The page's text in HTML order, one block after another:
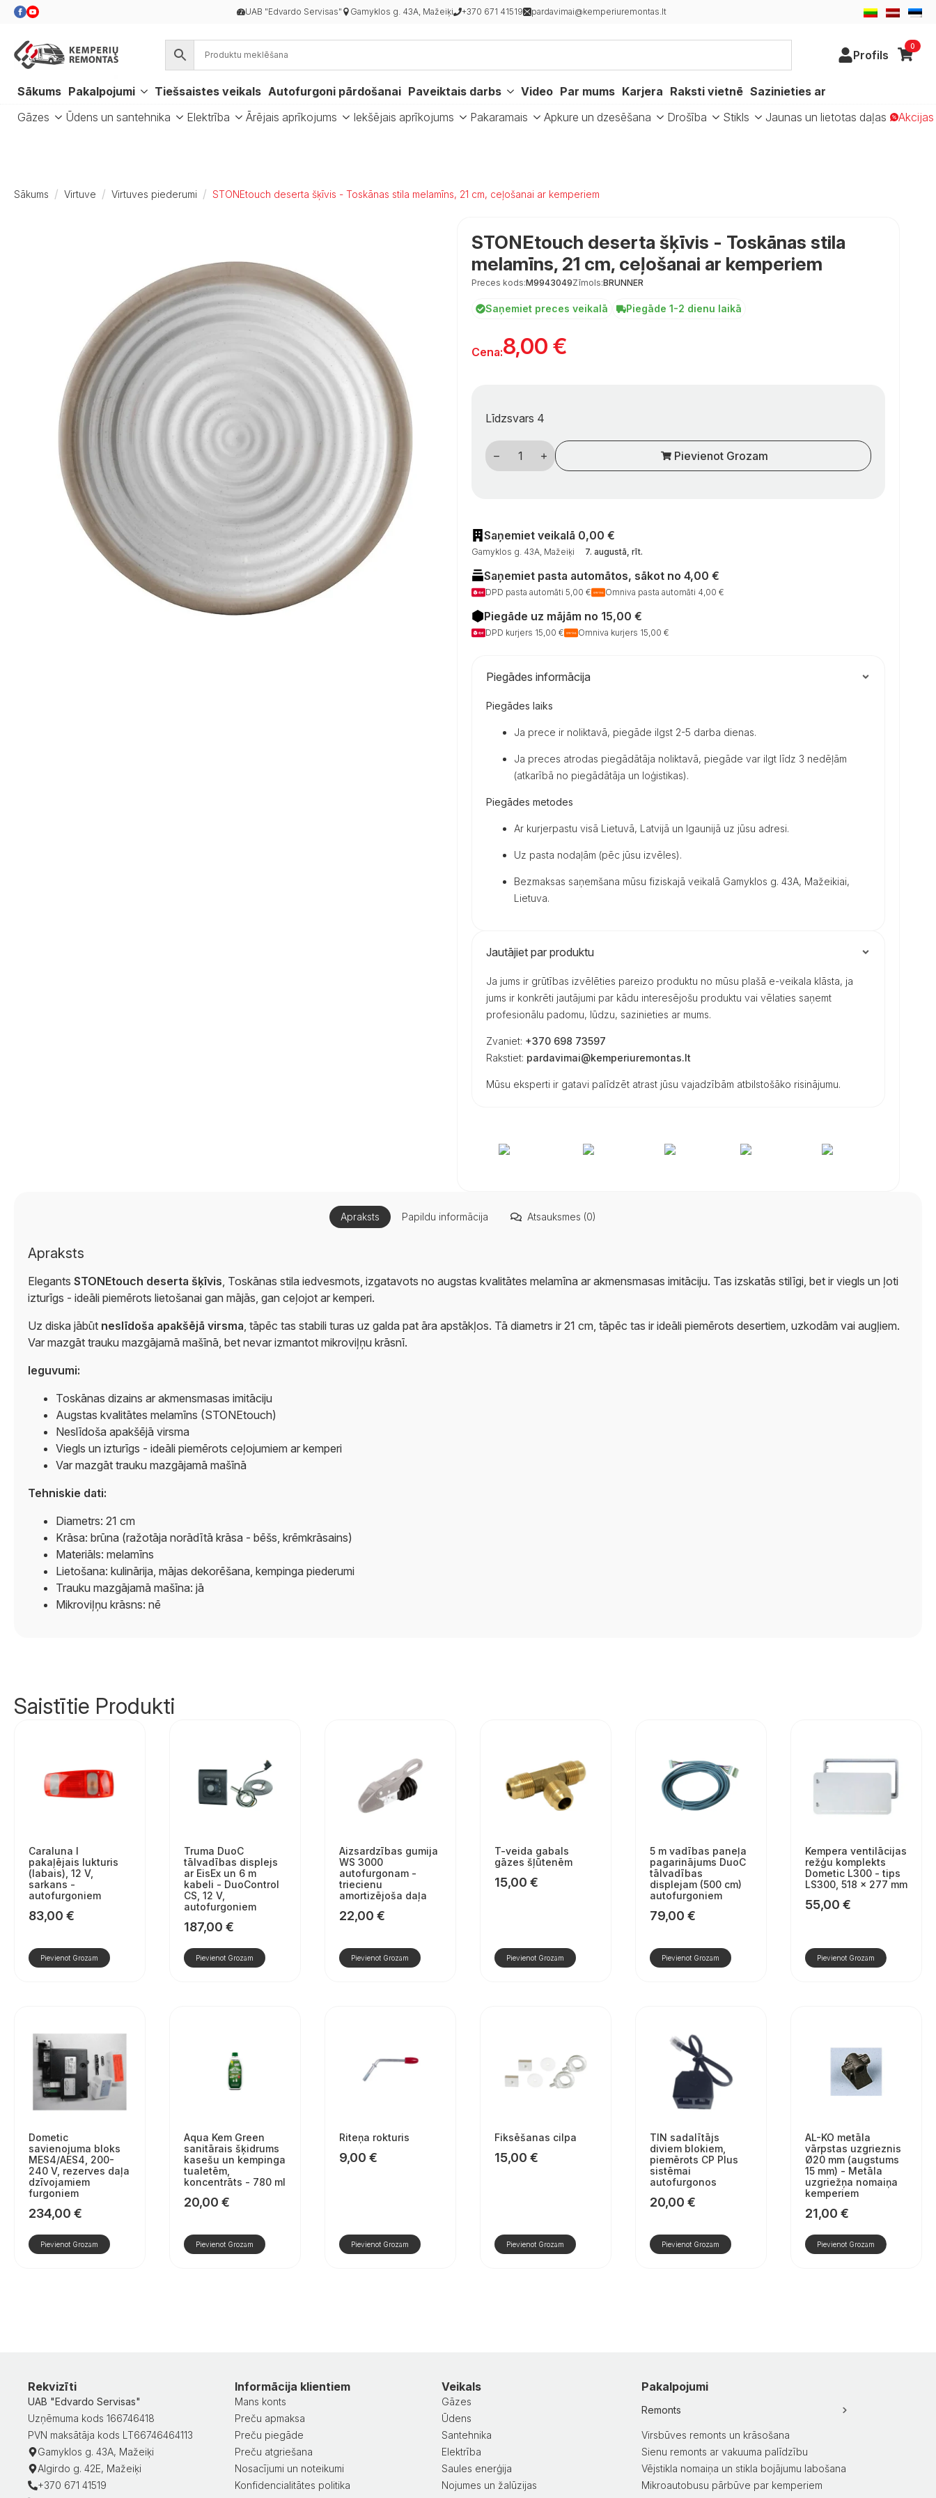
UAB "Edvardo Servisas" Gamyklos g. 43A, Mažeiķi +370 671 41519 pardavimai@kemperiuremontas.lt
Profils
0
Sākums Pakalpojumi Tiešsaistes veikals Autofurgoni pārdošanai Paveiktais darbs Video Par mums Karjera Raksti vietnē Sazinieties ar
Gāzes
Ūdens un santehnika Elektrība Ārējais aprīkojums Iekšējais aprīkojums Pakaramais Apkure un dzesēšana Drošība Stikls Jaunas un lietotas daļas Akcijas
Sākums Virtuve Virtuves piederumi STONEtouch deserta šķīvis - Toskānas stila melamīns, 21 cm, ceļošanai ar kemperiem
STONEtouch deserta šķīvis - Toskānas stila
melamīns, 21 cm, ceļošanai ar kemperiem
Preces kods:M9943049Zīmols:BRUNNER
Saņemiet preces veikalā Piegāde 1-2 dienu laikā
Cena:8,00 €
Līdzsvars 4
STONEtouch
desertinė
lėkštė
cm,
skirta
kelionėms
kemperiuose
daudzums
Pievienot Grozam
Saņemiet veikalā 0,00 €
Gamyklos g. 43A, Mažeiķi 7. augustā, rīt.
Saņemiet pasta automātos, sākot no 4,00 €
DPD pasta automāti 5,00 € Omniva pasta automāti 4,00 €
Piegāde uz mājām no 15,00 €
DPD kurjers 15,00 € Omniva kurjers 15,00 €
Piegādes informācija
Piegādes laiks
Ja prece ir noliktavā, piegāde ilgst 2-5 darba dienas.
Ja preces atrodas piegādātāja noliktavā, piegāde var ilgt līdz 3 nedēļām
(atkarībā no piegādātāja un loģistikas).
Piegādes metodes
Ar kurjerpastu visā Lietuvā, Latvijā un Igaunijā uz jūsu adresi.
Uz pasta nodaļām (pēc jūsu izvēles).
Bezmaksas saņemšana mūsu fiziskajā veikalā Gamyklos g. 43A, Mažeikiai,
Lietuva.
Jautājiet par produktu
Ja jums ir grūtības izvēlēties pareizo produktu no mūsu plašā e-veikala klāsta, ja
jums ir konkrēti jautājumi par kādu interesējošu produktu vai vēlaties saņemt
profesionālu padomu, lūdzu, sazinieties ar mums.
Zvaniet: +370 698 73597
Rakstiet: pardavimai@kemperiuremontas.lt
Mūsu eksperti ir gatavi palīdzēt atrast jūsu vajadzībām atbilstošāko risinājumu.
Apraksts Papildu informācija Atsauksmes (0)
Apraksts
Elegants STONEtouch deserta šķīvis, Toskānas stila iedvesmots, izgatavots no augstas kvalitātes melamīna ar akmensmasas imitāciju. Tas izskatās stilīgi, bet ir viegls un ļoti
izturīgs - ideāli piemērots lietošanai gan mājās, gan ceļojot ar kemperi.
Uz diska jābūt neslīdoša apakšējā virsma, tāpēc tas stabili turas uz galda pat āra apstākļos. Tā diametrs ir 21 cm, tāpēc tas ir ideāli piemērots desertiem, uzkodām vai augļiem.
Var mazgāt trauku mazgājamā mašīnā, bet nevar izmantot mikroviļņu krāsnī.
Ieguvumi:
Toskānas dizains ar akmensmasas imitāciju
Augstas kvalitātes melamīns (STONEtouch)
Neslīdoša apakšējā virsma
Viegls un izturīgs - ideāli piemērots ceļojumiem ar kemperi
Var mazgāt trauku mazgājamā mašīnā
Tehniskie dati:
Diametrs: 21 cm
Krāsa: brūna (ražotāja norādītā krāsa - bēšs, krēmkrāsains)
Materiāls: melamīns
Lietošana: kulinārija, mājas dekorēšana, kempinga piederumi
Trauku mazgājamā mašīna: jā
Mikroviļņu krāsns: nē
Saistītie Produkti
Caraluna I
pakaļējais lukturis
(labais), 12 V,
sarkans -
autofurgoniem
83,00 €
Pievienot Grozam
Truma DuoC
tālvadības displejs
ar EisEx un 6 m
kabeli - DuoControl
CS, 12 V,
autofurgoniem
187,00 €
Pievienot Grozam
Aizsardzības gumija
WS 3000
autofurgonam -
triecienu
amortizējoša daļa
22,00 €
Pievienot Grozam
T-veida gabals
gāzes šļūtenēm
15,00 €
Pievienot Grozam
5 m vadības paneļa
pagarinājums DuoC
tālvadības
displejam (500 cm)
autofurgoniem
79,00 €
Pievienot Grozam
Kempera ventilācijas
režģu komplekts
Dometic L300 - tips
LS300, 518 × 277 mm
55,00 €
Pievienot Grozam
Dometic
savienojuma bloks
MES4/AES4, 200-
240 V, rezerves daļa
dzīvojamiem
furgoniem
234,00 €
Pievienot Grozam
Aqua Kem Green
sanitārais šķidrums
kasešu un kempinga
tualetēm,
koncentrāts - 780 ml
20,00 €
Pievienot Grozam
Riteņa rokturis
9,00 €
Pievienot Grozam
Fiksēšanas cilpa
15,00 €
Pievienot Grozam
TIN sadalītājs
diviem blokiem,
piemērots CP Plus
sistēmai
autofurgonos
20,00 €
Pievienot Grozam
AL-KO metāla
vārpstas uzgrieznis
Ø20 mm (augstums
15 mm) - Metāla
uzgriežņa nomaiņa
kemperiem
21,00 €
Pievienot Grozam
Rekvizīti
UAB "Edvardo Servisas"
Uzņēmuma kods 166746418
PVN maksātāja kods LT66746464113
Gamyklos g. 43A, Mažeiķi
Algirdo g. 42E, Mažeiķi
+370 671 41519
Informācija klientiem
Mans konts
Preču apmaksa
Preču piegāde
Preču atgriešana
Nosacījumi un noteikumi
Konfidencialitātes politika
Veikals
Gāzes
Ūdens
Santehnika
Elektrība
Saules enerģija
Nojumes un žalūzijas
Pakalpojumi
Remonts
Virsbūves remonts un krāsošana
Sienu remonts ar vakuuma palīdzību
Vējstikla nomaiņa un stikla bojājumu labošana
Mikroautobusu pārbūve par kemperiem